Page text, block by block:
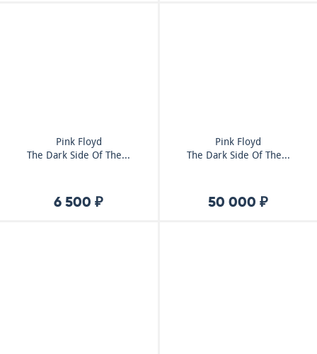
Pink Floyd
The Dark Side Of The...
6 500 ₽
Pink Floyd
The Dark Side Of The...
50 000 ₽